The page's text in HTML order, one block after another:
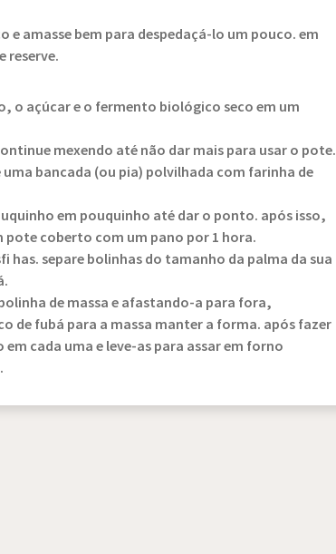
amasse bem para despedaçá-lo um pouco. em
reserve.
o açúcar e o fermento biológico seco em um
mexendo até não dar mais para usar o pote.
bancada (ou pia) polvilhada com farinha de
em pouquinho até dar o ponto. após isso,
pote coberto com um pano por 1 hora.
has. separe bolinhas do tamanho da palma da sua
de massa e afastando-a para fora,
de fubá para a massa manter a forma. após fazer
cada uma e leve-as para assar em forno